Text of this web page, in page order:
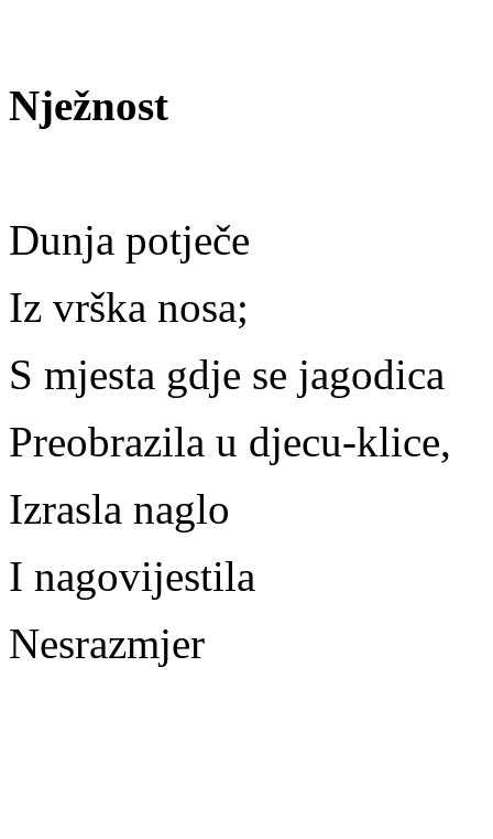
Nježnost
Dunja potječe
Iz vrška nosa;
S mjesta gdje se jagodica
Preobrazila u djecu-klice,
Izrasla naglo
I nagovijestila
Nesrazmjer